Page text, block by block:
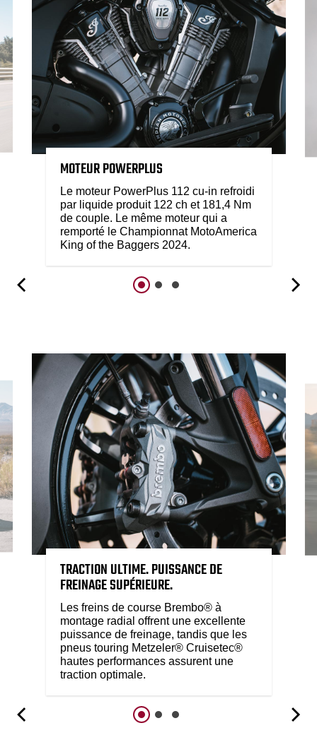
MOTEUR POWERPLUS
Le moteur PowerPlus 112 cu-in refroidi
par liquide produit 122 ch et 181,4 Nm
de couple. Le même moteur qui a
remporté le Championnat MotoAmerica
King of the Baggers 2024.
TRACTION ULTIME. PUISSANCE DE
FREINAGE SUPÉRIEURE.
Les freins de course Brembo® à
montage radial offrent une excellente
puissance de freinage, tandis que les
pneus touring Metzeler® Cruisetec®
hautes performances assurent une
traction optimale.